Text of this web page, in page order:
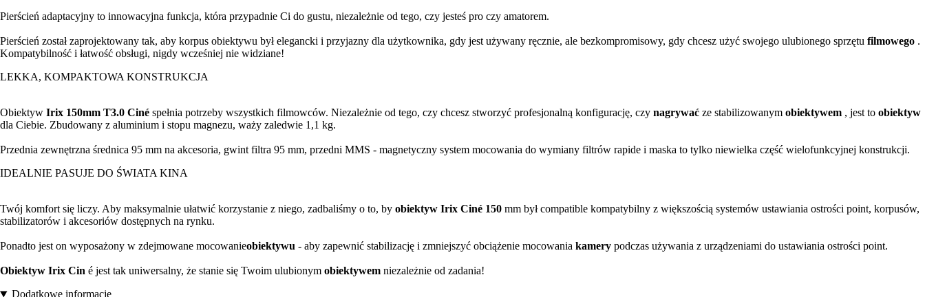
Pierścień adaptacyjny to innowacyjna funkcja, która przypadnie Ci do gustu, niezależnie od tego, czy jesteś pro czy amatorem.
Pierścień został zaprojektowany tak, aby korpus obiektywu był elegancki i przyjazny dla użytkownika, gdy jest używany ręcznie, ale bezkompromisowy, gdy chcesz użyć swojego ulubionego sprzętu filmowego .
Kompatybilność i łatwość obsługi, nigdy wcześniej nie widziane!
LEKKA, KOMPAKTOWA KONSTRUKCJA
Obiektyw Irix 150mm T3.0 Ciné spełnia potrzeby wszystkich filmowców. Niezależnie od tego, czy chcesz stworzyć profesjonalną konfigurację, czy nagrywać ze stabilizowanym obiektywem , jest to obiektyw
dla Ciebie. Zbudowany z aluminium i stopu magnezu, waży zaledwie 1,1 kg.
Przednia zewnętrzna średnica 95 mm na akcesoria, gwint filtra 95 mm, przedni MMS - magnetyczny system mocowania do wymiany filtrów rapide i maska to tylko niewielka część wielofunkcyjnej konstrukcji.
IDEALNIE PASUJE DO ŚWIATA KINA
Twój komfort się liczy. Aby maksymalnie ułatwić korzystanie z niego, zadbaliśmy o to, by obiektyw Irix Ciné 150 mm był compatible kompatybilny z większością systemów ustawiania ostrości point, korpusów,
stabilizatorów i akcesoriów dostępnych na rynku.
Ponadto jest on wyposażony w zdejmowane mocowanieobiektywu - aby zapewnić stabilizację i zmniejszyć obciążenie mocowania kamery podczas używania z urządzeniami do ustawiania ostrości point.
Obiektyw Irix Cin é jest tak uniwersalny, że stanie się Twoim ulubionym obiektywem niezależnie od zadania!
Dodatkowe informacje